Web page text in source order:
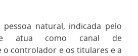
pessoa natural, indicada pelo
atua como canal de
o controlador e os titulares e a